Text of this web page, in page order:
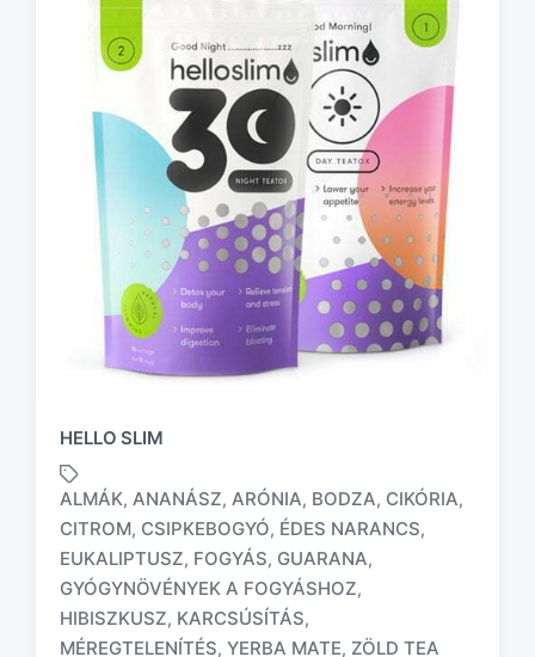
HELLO SLIM
a
g
g
ALMÁK, ANANÁSZ, ARÓNIA, BODZA, CIKÓRIA,
CITROM, CSIPKEBOGYÓ, ÉDES NARANCS,
EUKALIPTUSZ, FOGYÁS, GUARANA,
GYÓGYNÖVÉNYEK A FOGYÁSHOZ,
HIBISZKUSZ, KARCSÚSÍTÁS,
MÉREGTELENÍTÉS, YERBA MATE, ZÖLD TEA